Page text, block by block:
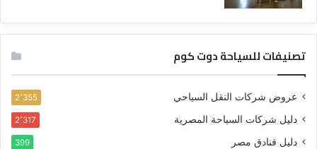
تصنيفات للسياحة دوت كوم
عروض شركات النقل السياحي 2٬355
دليل شركات السياحة المصرية 2٬317
دليل فنادق مصر 399